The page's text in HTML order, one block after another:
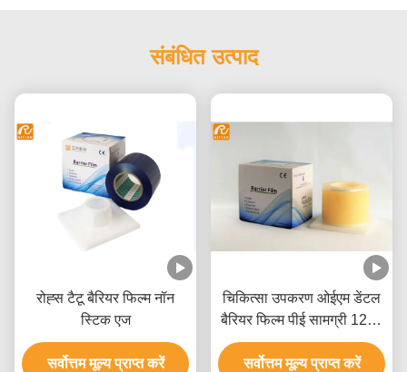
संबंधित उत्पाद
रोह्स टैटू बैरियर फिल्म नॉन
स्टिक एज
सर्वोत्तम मूल्य प्राप्त करें
चिकित्सा उपकरण ओईएम डेंटल
बैरियर फिल्म पीई सामग्री 1200
शीट्स
सर्वोत्तम मूल्य प्राप्त करें